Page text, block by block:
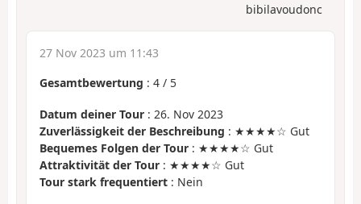
bibilavoudonc
27 Nov 2023 um 11:43
Gesamtbewertung : 4 / 5
Datum deiner Tour : 26. Nov 2023
Zuverlässigkeit der Beschreibung : ★★★★☆ Gut
Bequemes Folgen der Tour : ★★★★☆ Gut
Attraktivität der Tour : ★★★★☆ Gut
Tour stark frequentiert : Nein